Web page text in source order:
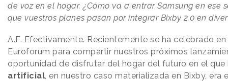
de voz en el hogar. ¿Cómo va a entrar Samsung en ese
que vuestros planes pasan por integrar Bixby 2.0 en
A.F. Efectivamente. Recientemente se ha celebrado
Euroforum para compartir nuestros próximos
oportunidad de disfrutar del hogar del futuro en el
artificial , en nuestro caso materializada en Bixby, era